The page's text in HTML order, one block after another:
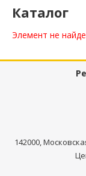
Каталог
Элемент не
142000,